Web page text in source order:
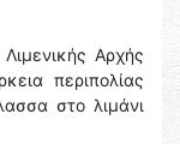
Αρχής
περιπολίας
στο λιμάνι